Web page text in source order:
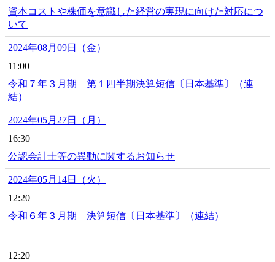
資本コストや株価を意識した経営の実現に向けた対応につ
いて
2024年08月09日（金）
11:00
令和７年３月期 第１四半期決算短信〔日本基準〕（連
結）
2024年05月27日（月）
16:30
公認会計士等の異動に関するお知らせ
2024年05月14日（火）
12:20
令和６年３月期 決算短信〔日本基準〕（連結）
12:20